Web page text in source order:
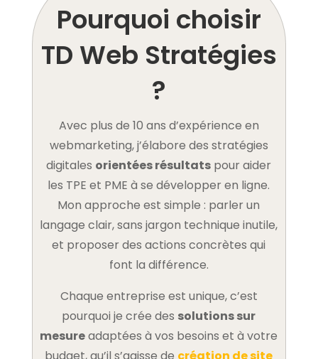
Pourquoi choisir
TD Web Stratégies
?
Avec plus de 10 ans d’expérience en
webmarketing, j’élabore des stratégies
digitales orientées résultats pour aider
les TPE et PME à se développer en ligne.
Mon approche est simple : parler un
langage clair, sans jargon technique inutile,
et proposer des actions concrètes qui
font la différence.
Chaque entreprise est unique, c’est
pourquoi je crée des solutions sur
mesureadaptées à vos besoins et à votre
budget, qu’il s’agisse de création de site